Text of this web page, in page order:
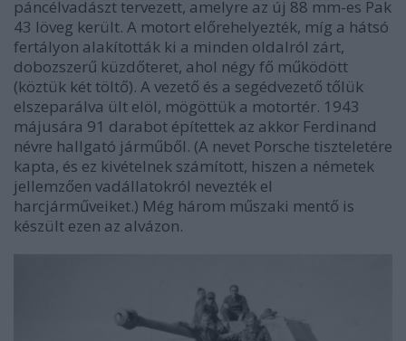
páncélvadászt tervezett, amelyre az új 88 mm-es Pak
43 löveg került. A motort előrehelyezték, míg a hátsó
fertályon alakították ki a minden oldalról zárt,
dobozszerű küzdőteret, ahol négy fő működött
(köztük két töltő). A vezető és a segédvezető tőlük
elszeparálva ült elöl, mögöttük a motortér. 1943
májusára 91 darabot építettek az akkor Ferdinand
névre hallgató járműből. (A nevet Porsche tiszteletére
kapta, és ez kivételnek számított, hiszen a németek
jellemzően vadállatokról nevezték el
harcjárműveiket.) Még három műszaki mentő is
készült ezen az alvázon.